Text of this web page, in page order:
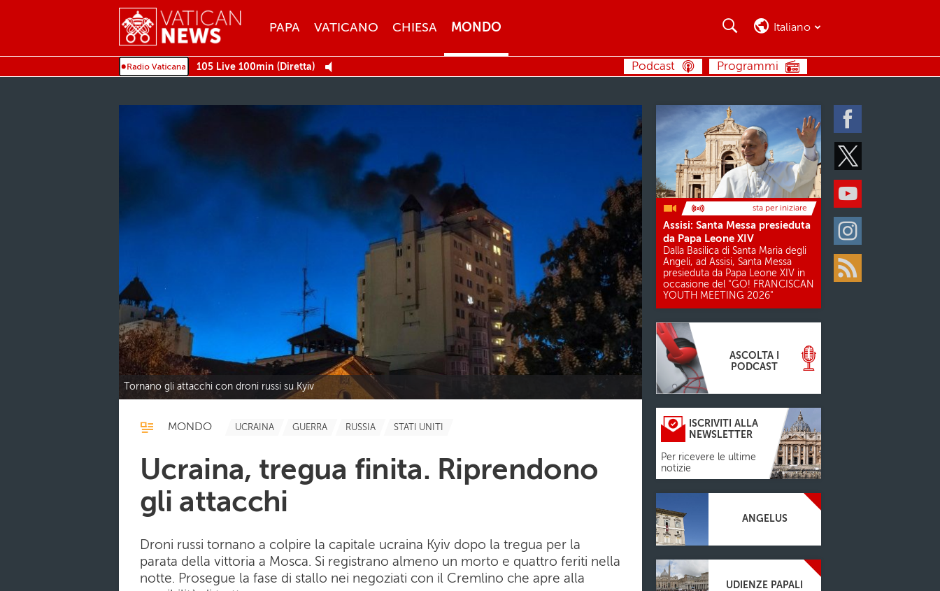
MENU
PAPA VATICANO CHIESA MONDO
Twitter
Youtube
Instagram
Rss
CERCA Italiano
105 Live 100min (Diretta) Programmi
Podcast
Tornano gli attacchi con droni russi su Kyiv
MONDO UCRAINA GUERRA RUSSIA STATI UNITI
Ucraina, tregua finita. Riprendono
gli attacchi
Droni russi tornano a colpire la capitale ucraina Kyiv dopo la tregua per la
parata della vittoria a Mosca. Si registrano almeno un morto e quattro feriti nella
notte. Prosegue la fase di stallo nei negoziati con il Cremlino che apre alla
sta per iniziare
Assisi: Santa Messa presieduta
da Papa Leone XIV
Dalla Basilica di Santa Maria degli
Angeli, ad Assisi, Santa Messa
presieduta da Papa Leone XIV in
occasione del "GO! FRANCISCAN
YOUTH MEETING 2026"
ASCOLTA I
PODCAST
ISCRIVITI ALLA
NEWSLETTER
Per ricevere le ultime
notizie
ANGELUS
UDIENZE PAPALI